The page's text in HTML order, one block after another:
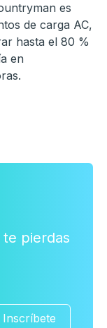
es
de carga AC,
hasta el 80 %
en
pierdas
Inscríbete